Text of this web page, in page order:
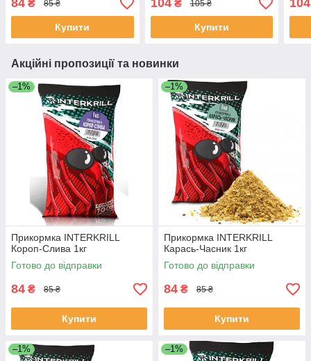
84 ₴ 85 ₴
Купити
104₴ 105 ₴
Купити
104
Акційні пропозиції та новинки
–1%
Прикормка INTERKRILL
Короп-Слива 1кг
Готово до відправки
84 ₴ 85 ₴
Купити
–1%
Прикормка INTERKRILL
Карась-Часник 1кг
Готово до відправки
84 ₴ 85 ₴
Купити
–1% –1%